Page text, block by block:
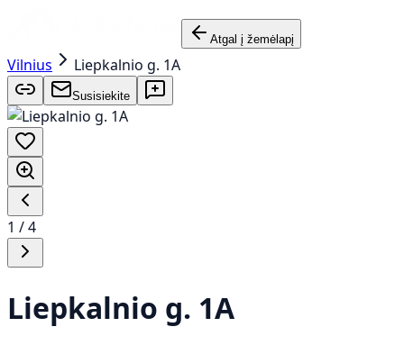
Atgal į žemėlapį
Vilnius Liepkalnio g. 1A
Susisiekite
1 /4
Liepkalnio g. 1A